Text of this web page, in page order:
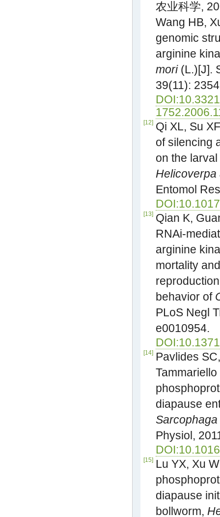
农业科学,
Wang HB,
genomic
arginine
mori(L.)[J].
39(11):
[12] Qi XL, Su
of silencing
on the
Helicoverpa
Entomol
[13] Qian K,
RNAi-
arginine
mortality
behavior of
PLoS Negl
e0010954.
[14]
Pavlides
diapause
Physiol,
[15]
Lu YX, Xu
diapause
bollworm,